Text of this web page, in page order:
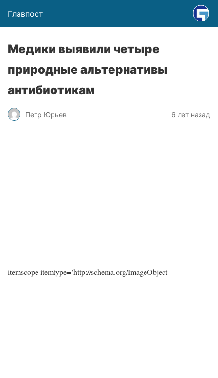
Главпост
Медики выявили четыре
природные альтернативы
антибиотикам
Петр Юрьев 6 лет назад
itemscope itemtype=’http://schema.org/ImageObject